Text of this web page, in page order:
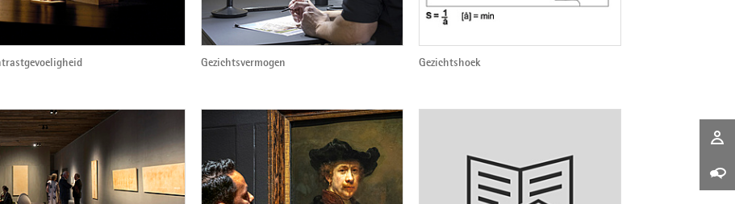
Gezichtsvermogen Gezichtshoek